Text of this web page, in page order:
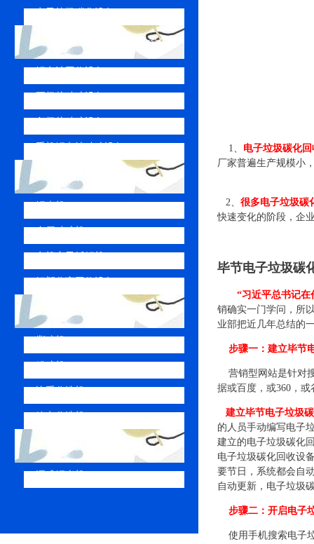
报废锂电池破碎回收设备
1、
电子垃圾碳化
厂家普遍生产规模小
2、 很多电子垃圾碳
快速变化的阶段，企
毕节电子垃圾碳
“习近平总书记
销确实一门学问，所
业部把近几年总结的
步骤一：建立毕节
营销型网站是针对
据或百度，或360，
建立毕节电子垃圾
的人员手动编写电子
建立的电子垃圾碳化
电子垃圾碳化回收设
要节日，系统都会自
自动更新，电子垃圾
步骤二：开启电子
使用手机搜索电子